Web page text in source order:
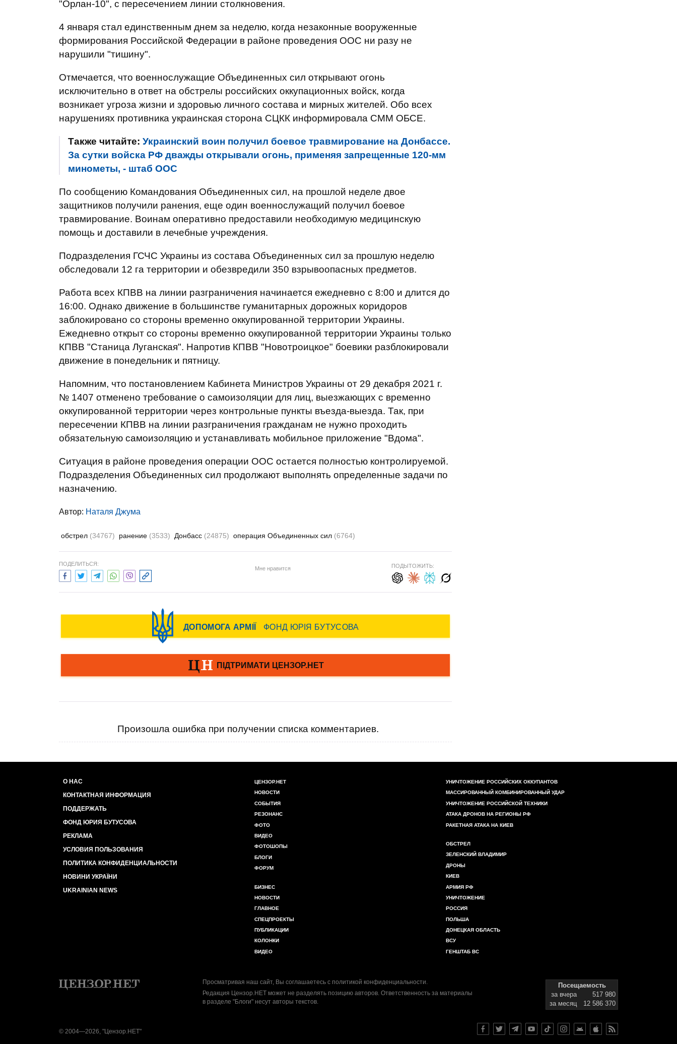
"Орлан-10", с пересечением линии столкновения.
4 января стал единственным днем ​​за неделю, когда незаконные вооруженные
формирования Российской Федерации в районе проведения ООС ни разу не
нарушили "тишину".
Отмечается, что военнослужащие Объединенных сил открывают огонь
исключительно в ответ на обстрелы российских оккупационных войск, когда
возникает угроза жизни и здоровью личного состава и мирных жителей. Обо всех
нарушениях противника украинская сторона СЦКК информировала СММ ОБСЕ.
Также читайте: Украинский воин получил боевое травмирование на Донбассе.
За сутки войска РФ дважды открывали огонь, применяя запрещенные 120-мм
минометы, - штаб ООС
По сообщению Командования Объединенных сил, на прошлой неделе двое
защитников получили ранения, еще один военнослужащий получил боевое
травмирование. Воинам оперативно предоставили необходимую медицинскую
помощь и доставили в лечебные учреждения.
Подразделения ГСЧС Украины из состава Объединенных сил за прошлую неделю
обследовали 12 га территории и обезвредили 350 взрывоопасных предметов.
Работа всех КПВВ на линии разграничения начинается ежедневно с 8:00 и длится до
16:00. Однако движение в большинстве гуманитарных дорожных коридоров
заблокировано со стороны временно оккупированной территории Украины.
Ежедневно открыт со стороны временно оккупированной территории Украины только
КПВВ "Станица Луганская". Напротив КПВВ "Новотроицкое" боевики разблокировали
движение в понедельник и пятницу.
Напомним, что постановлением Кабинета Министров Украины от 29 декабря 2021 г.
№ 1407 отменено требование о самоизоляции для лиц, выезжающих с временно
оккупированной территории через контрольные пункты въезда-выезда. Так, при
пересечении КПВВ на линии разграничения гражданам не нужно проходить
обязательную самоизоляцию и устанавливать мобильное приложение "Вдома".
Ситуация в районе проведения операции ООС остается полностью контролируемой.
Подразделения Объединенных сил продолжают выполнять определенные задачи по
назначению.
Автор: Наталя Джума
обстрел (34767) ранение (3533) Донбасс (24875) операция Объединенных сил (6764)
ПОДЕЛИТЬСЯ:
Мне нравится ПОДЫТОЖИТЬ:
Произошла ошибка при получении списка комментариев.
О НАС
КОНТАКТНАЯ ИНФОРМАЦИЯ
ПОДДЕРЖАТЬ
ФОНД ЮРИЯ БУТУСОВА
РЕКЛАМА
УСЛОВИЯ ПОЛЬЗОВАНИЯ
ПОЛИТИКА КОНФИДЕНЦИАЛЬНОСТИ
НОВИНИ УКРАЇНИ
UKRAINIAN NEWS
ЦЕНЗОР.НЕТ
НОВОСТИ
СОБЫТИЯ
РЕЗОНАНС
ФОТО
ВИДЕО
ФОТОШОПЫ
БЛОГИ
ФОРУМ
БИЗНЕС
НОВОСТИ
ГЛАВНОЕ
СПЕЦПРОЕКТЫ
ПУБЛИКАЦИИ
КОЛОНКИ
ВИДЕО
УНИЧТОЖЕНИЕ РОССИЙСКИХ ОККУПАНТОВ
МАССИРОВАННЫЙ КОМБИНИРОВАННЫЙ УДАР
УНИЧТОЖЕНИЕ РОССИЙСКОЙ ТЕХНИКИ
АТАКА ДРОНОВ НА РЕГИОНЫ РФ
РАКЕТНАЯ АТАКА НА КИЕВ
ОБСТРЕЛ
ЗЕЛЕНСКИЙ ВЛАДИМИР
ДРОНЫ
КИЕВ
АРМИЯ РФ
УНИЧТОЖЕНИЕ
РОССИЯ
ПОЛЬША
ДОНЕЦКАЯ ОБЛАСТЬ
ВСУ
ГЕНШТАБ ВС
Просматривая наш сайт, Вы соглашаетесь с политикой конфиденциальности.
Редакция Цензор.НЕТ может не разделять позицию авторов. Ответственность за материалы
в разделе "Блоги" несут авторы текстов.
Посещаемость
за вчера
517 980
за месяц
12 586 370
© 2004—2026, "Цензор.НЕТ"